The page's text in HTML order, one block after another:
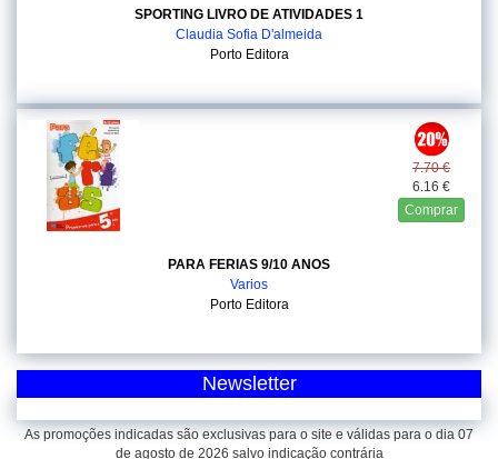
SPORTING LIVRO DE ATIVIDADES 1
Claudia Sofia D'almeida
Porto Editora
7.70 €
6.16 €
Comprar
PARA FERIAS 9/10 ANOS
Varios
Porto Editora
Newsletter
As promoções indicadas são exclusivas para o site e válidas para o dia 07
de agosto de 2026 salvo indicação contrária